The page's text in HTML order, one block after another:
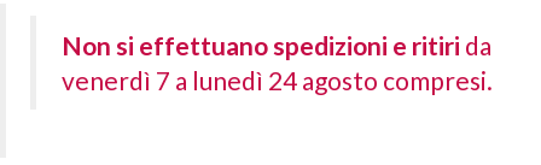
Non si effettuano spedizioni e ritiri da
venerdì 7 a lunedì 24 agosto compresi.